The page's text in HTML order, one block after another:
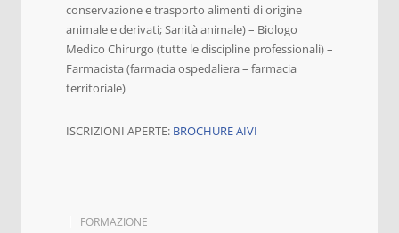
conservazione e trasporto alimenti di origine
animale e derivati; Sanità animale) – Biologo
Medico Chirurgo (tutte le discipline professionali) –
Farmacista (farmacia ospedaliera – farmacia
territoriale)
ISCRIZIONI APERTE: BROCHURE AIVI
FORMAZIONE